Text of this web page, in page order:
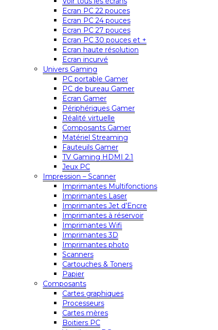
Ecran PC 22 pouces
Ecran PC 24 pouces
Ecran PC 27 pouces
Ecran PC 30 pouces et +
Ecran haute résolution
Ecran incurvé
Univers Gaming
PC portable Gamer
PC de bureau Gamer
Ecran Gamer
Périphériques Gamer
Réalité virtuelle
Composants Gamer
Matériel Streaming
Fauteuils Gamer
TV Gaming HDMI 2.1
Jeux PC
Impression – Scanner
Imprimantes Multifonctions
Imprimantes Laser
Imprimantes Jet d’Encre
Imprimantes à réservoir
Imprimantes Wifi
Imprimantes 3D
Imprimantes photo
Scanners
Cartouches & Toners
Papier
Composants
Cartes graphiques
Processeurs
Cartes mères
Boitiers PC